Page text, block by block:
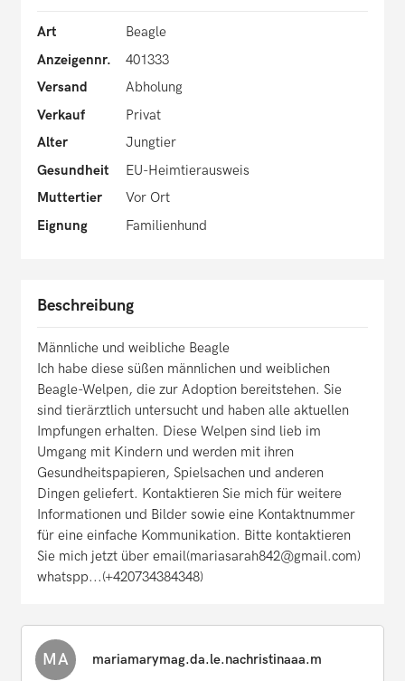
Art
Beagle
Anzeigennr.
401333
Versand
Abholung
Verkauf
Privat
Alter
Jungtier
Gesundheit
EU-Heimtierausweis
Muttertier
Vor Ort
Eignung
Familienhund
Beschreibung
Männliche und weibliche Beagle
Ich habe diese süßen männlichen und weiblichen
Beagle-Welpen, die zur Adoption bereitstehen. Sie
sind tierärztlich untersucht und haben alle aktuellen
Impfungen erhalten. Diese Welpen sind lieb im
Umgang mit Kindern und werden mit ihren
Gesundheitspapieren, Spielsachen und anderen
Dingen geliefert. Kontaktieren Sie mich für weitere
Informationen und Bilder sowie eine Kontaktnummer
für eine einfache Kommunikation. Bitte kontaktieren
Sie mich jetzt über email(mariasarah842@gmail.com)
whatspp...(+420734384348)
MA mariamarymag.da.le.nachristinaaa.m